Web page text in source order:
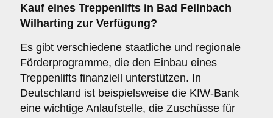
Kauf eines Treppenlifts in Bad Feilnbach
Wilharting zur Verfügung?
Es gibt verschiedene staatliche und regionale
Förderprogramme, die den Einbau eines
Treppenlifts finanziell unterstützen. In
Deutschland ist beispielsweise die KfW-Bank
eine wichtige Anlaufstelle, die Zuschüsse für